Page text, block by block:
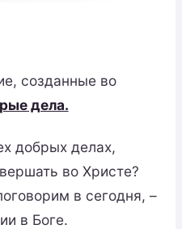
созданные во
дела.
добрых делах,
во Христе?
в сегодня, –
в Боге.